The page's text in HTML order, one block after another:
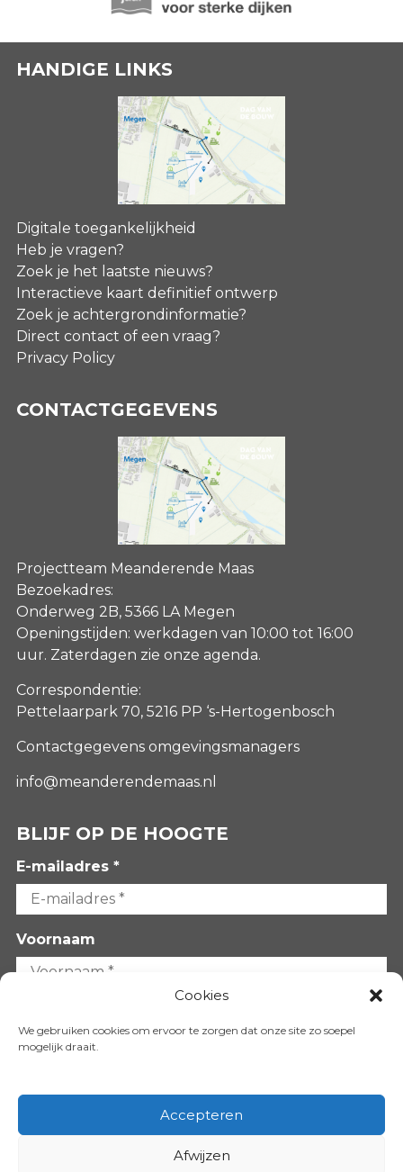
Cookies
We gebruiken cookies om ervoor te zorgen dat onze site zo soepel
mogelijk draait.
Accepteren
Afwijzen
HANDIGE LINKS
Digitale toegankelijkheid
Heb je vragen?
Zoek je het laatste nieuws?
Interactieve kaart definitief ontwerp
Zoek je achtergrondinformatie?
Direct contact of een vraag?
Privacy Policy
CONTACTGEGEVENS
Projectteam Meanderende Maas
Bezoekadres:
Onderweg 2B, 5366 LA Megen
Openingstijden: werkdagen van 10:00 tot 16:00
uur. Zaterdagen zie onze agenda.
Correspondentie:
Pettelaarpark 70, 5216 PP ‘s-Hertogenbosch
Contactgegevens omgevingsmanagers
info@meanderendemaas.nl
BLIJF OP DE HOOGTE
E-mailadres *
Voornaam
VOLG ONS OP: